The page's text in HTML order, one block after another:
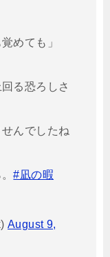
めても」
る恐ろしさ
んでしたね
。#凪の暇
August 9,